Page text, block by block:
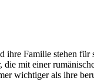
Familie stehen für
mit einer
wichtiger als ihre